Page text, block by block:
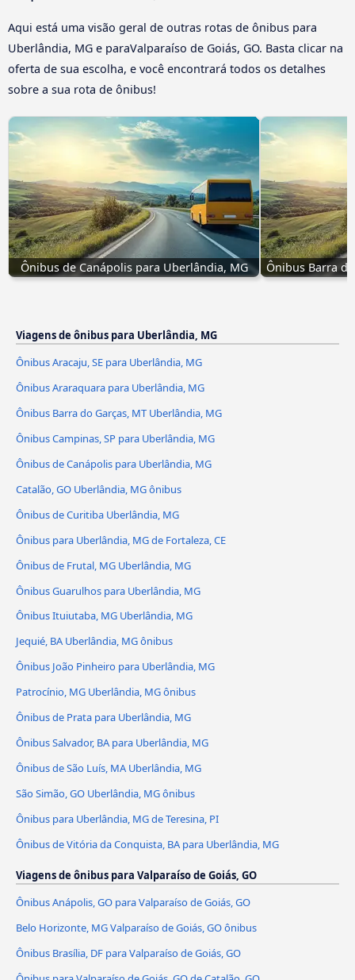
Aqui está uma visão geral de outras rotas de ônibus para
Uberlândia, MG e paraValparaíso de Goiás, GO. Basta clicar na
oferta de sua escolha, e você encontrará todos os detalhes
sobre a sua rota de ônibus!
Ônibus de Canápolis para Uberlândia, MG Ônibus Barra
Viagens de ônibus para Uberlândia, MG
Ônibus Aracaju, SE para Uberlândia, MG
Ônibus Araraquara para Uberlândia, MG
Ônibus Barra do Garças, MT Uberlândia, MG
Ônibus Campinas, SP para Uberlândia, MG
Ônibus de Canápolis para Uberlândia, MG
Catalão, GO Uberlândia, MG ônibus
Ônibus de Curitiba Uberlândia, MG
Ônibus para Uberlândia, MG de Fortaleza, CE
Ônibus de Frutal, MG Uberlândia, MG
Ônibus Guarulhos para Uberlândia, MG
Ônibus Ituiutaba, MG Uberlândia, MG
Jequié, BA Uberlândia, MG ônibus
Ônibus João Pinheiro para Uberlândia, MG
Patrocínio, MG Uberlândia, MG ônibus
Ônibus de Prata para Uberlândia, MG
Ônibus Salvador, BA para Uberlândia, MG
Ônibus de São Luís, MA Uberlândia, MG
São Simão, GO Uberlândia, MG ônibus
Ônibus para Uberlândia, MG de Teresina, PI
Ônibus de Vitória da Conquista, BA para Uberlândia, MG
Viagens de ônibus para Valparaíso de Goiás, GO
Ônibus Anápolis, GO para Valparaíso de Goiás, GO
Belo Horizonte, MG Valparaíso de Goiás, GO ônibus
Ônibus Brasília, DF para Valparaíso de Goiás, GO